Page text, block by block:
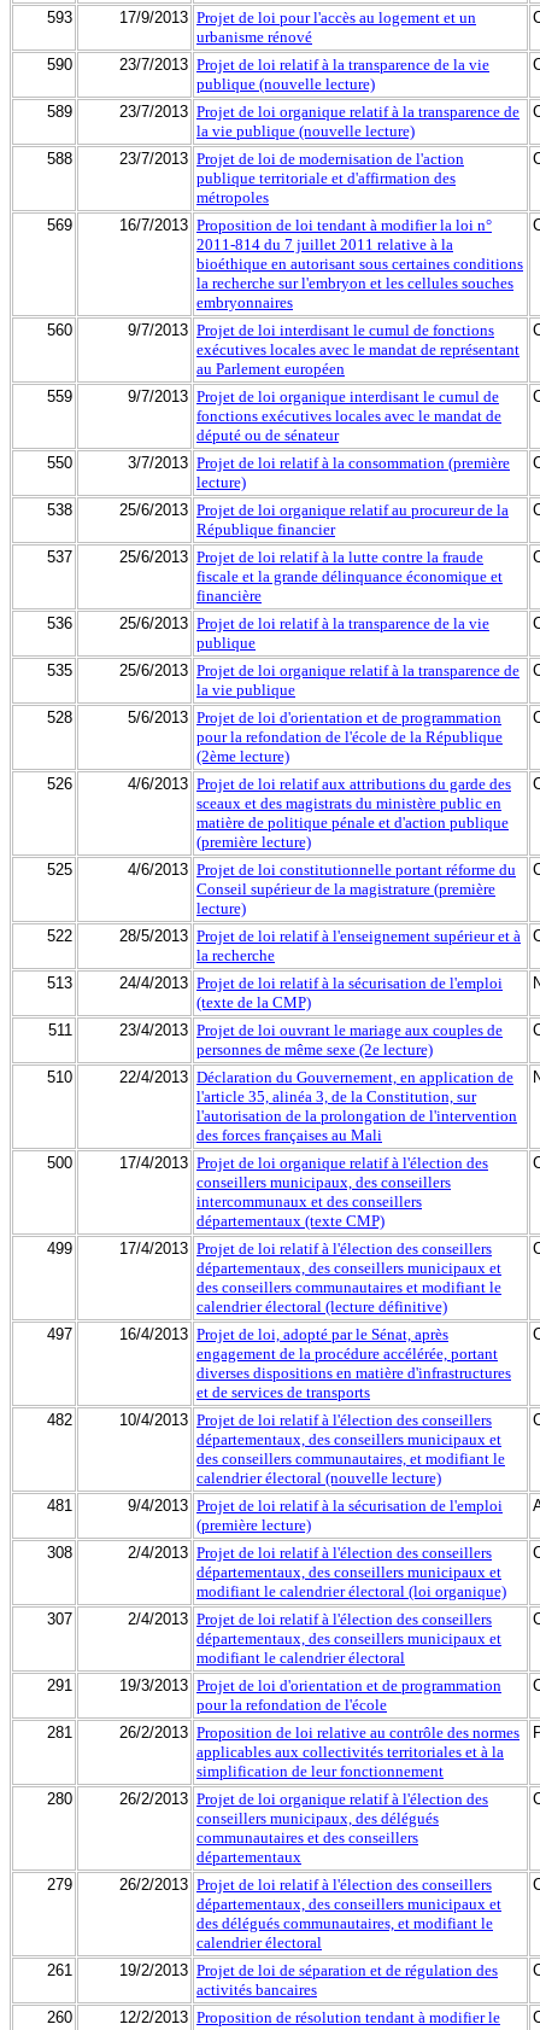
593 17/9/2013 Projet de loi pour l'accès au logement et un
urbanisme rénové
590 23/7/2013 Projet de loi relatif à la transparence de la vie
publique (nouvelle lecture)
589 23/7/2013 Projet de loi organique relatif à la transparence de
la vie publique (nouvelle lecture)
588 23/7/2013 Projet de loi de modernisation de l'action
publique territoriale et d'affirmation des
métropoles
569 16/7/2013 Proposition de loi tendant à modifier la loi n°
2011-814 du 7 juillet 2011 relative à la
bioéthique en autorisant sous certaines conditions
la recherche sur l'embryon et les cellules souches
embryonnaires
560 9/7/2013 Projet de loi interdisant le cumul de fonctions
exécutives locales avec le mandat de représentant
au Parlement européen
559 9/7/2013 Projet de loi organique interdisant le cumul de
fonctions exécutives locales avec le mandat de
député ou de sénateur
550 3/7/2013 Projet de loi relatif à la consommation (première
lecture)
538 25/6/2013 Projet de loi organique relatif au procureur de la
République financier
537 25/6/2013 Projet de loi relatif à la lutte contre la fraude
fiscale et la grande délinquance économique et
financière
536 25/6/2013 Projet de loi relatif à la transparence de la vie
publique
535 25/6/2013 Projet de loi organique relatif à la transparence de
la vie publique
528 5/6/2013 Projet de loi d'orientation et de programmation
pour la refondation de l'école de la République
(2ème lecture)
526 4/6/2013 Projet de loi relatif aux attributions du garde des
sceaux et des magistrats du ministère public en
matière de politique pénale et d'action publique
(première lecture)
525 4/6/2013 Projet de loi constitutionnelle portant réforme du
Conseil supérieur de la magistrature (première
lecture)
522 28/5/2013 Projet de loi relatif à l'enseignement supérieur et à
la recherche
513 24/4/2013 Projet de loi relatif à la sécurisation de l'emploi
(texte de la CMP)
511 23/4/2013 Projet de loi ouvrant le mariage aux couples de
personnes de même sexe (2e lecture)
510 22/4/2013 Déclaration du Gouvernement, en application de
l'article 35, alinéa 3, de la Constitution, sur
l'autorisation de la prolongation de l'intervention
des forces françaises au Mali
500 17/4/2013 Projet de loi organique relatif à l'élection des
conseillers municipaux, des conseillers
intercommunaux et des conseillers
départementaux (texte CMP)
499 17/4/2013 Projet de loi relatif à l'élection des conseillers
départementaux, des conseillers municipaux et
des conseillers communautaires et modifiant le
calendrier électoral (lecture définitive)
497 16/4/2013 Projet de loi, adopté par le Sénat, après
engagement de la procédure accélérée, portant
diverses dispositions en matière d'infrastructures
et de services de transports
482 10/4/2013 Projet de loi relatif à l'élection des conseillers
départementaux, des conseillers municipaux et
des conseillers communautaires, et modifiant le
calendrier électoral (nouvelle lecture)
481 9/4/2013 Projet de loi relatif à la sécurisation de l'emploi
(première lecture)
308 2/4/2013 Projet de loi relatif à l'élection des conseillers
départementaux, des conseillers municipaux et
modifiant le calendrier électoral (loi organique)
307 2/4/2013 Projet de loi relatif à l'élection des conseillers
départementaux, des conseillers municipaux et
modifiant le calendrier électoral
291 19/3/2013 Projet de loi d'orientation et de programmation
pour la refondation de l'école
281 26/2/2013 Proposition de loi relative au contrôle des normes
applicables aux collectivités territoriales et à la
simplification de leur fonctionnement
280 26/2/2013 Projet de loi organique relatif à l'élection des
conseillers municipaux, des délégués
communautaires et des conseillers
départementaux
279 26/2/2013 Projet de loi relatif à l'élection des conseillers
départementaux, des conseillers municipaux et
des délégués communautaires, et modifiant le
calendrier électoral
261 19/2/2013 Projet de loi de séparation et de régulation des
activités bancaires
260 12/2/2013 Proposition de résolution tendant à modifier le